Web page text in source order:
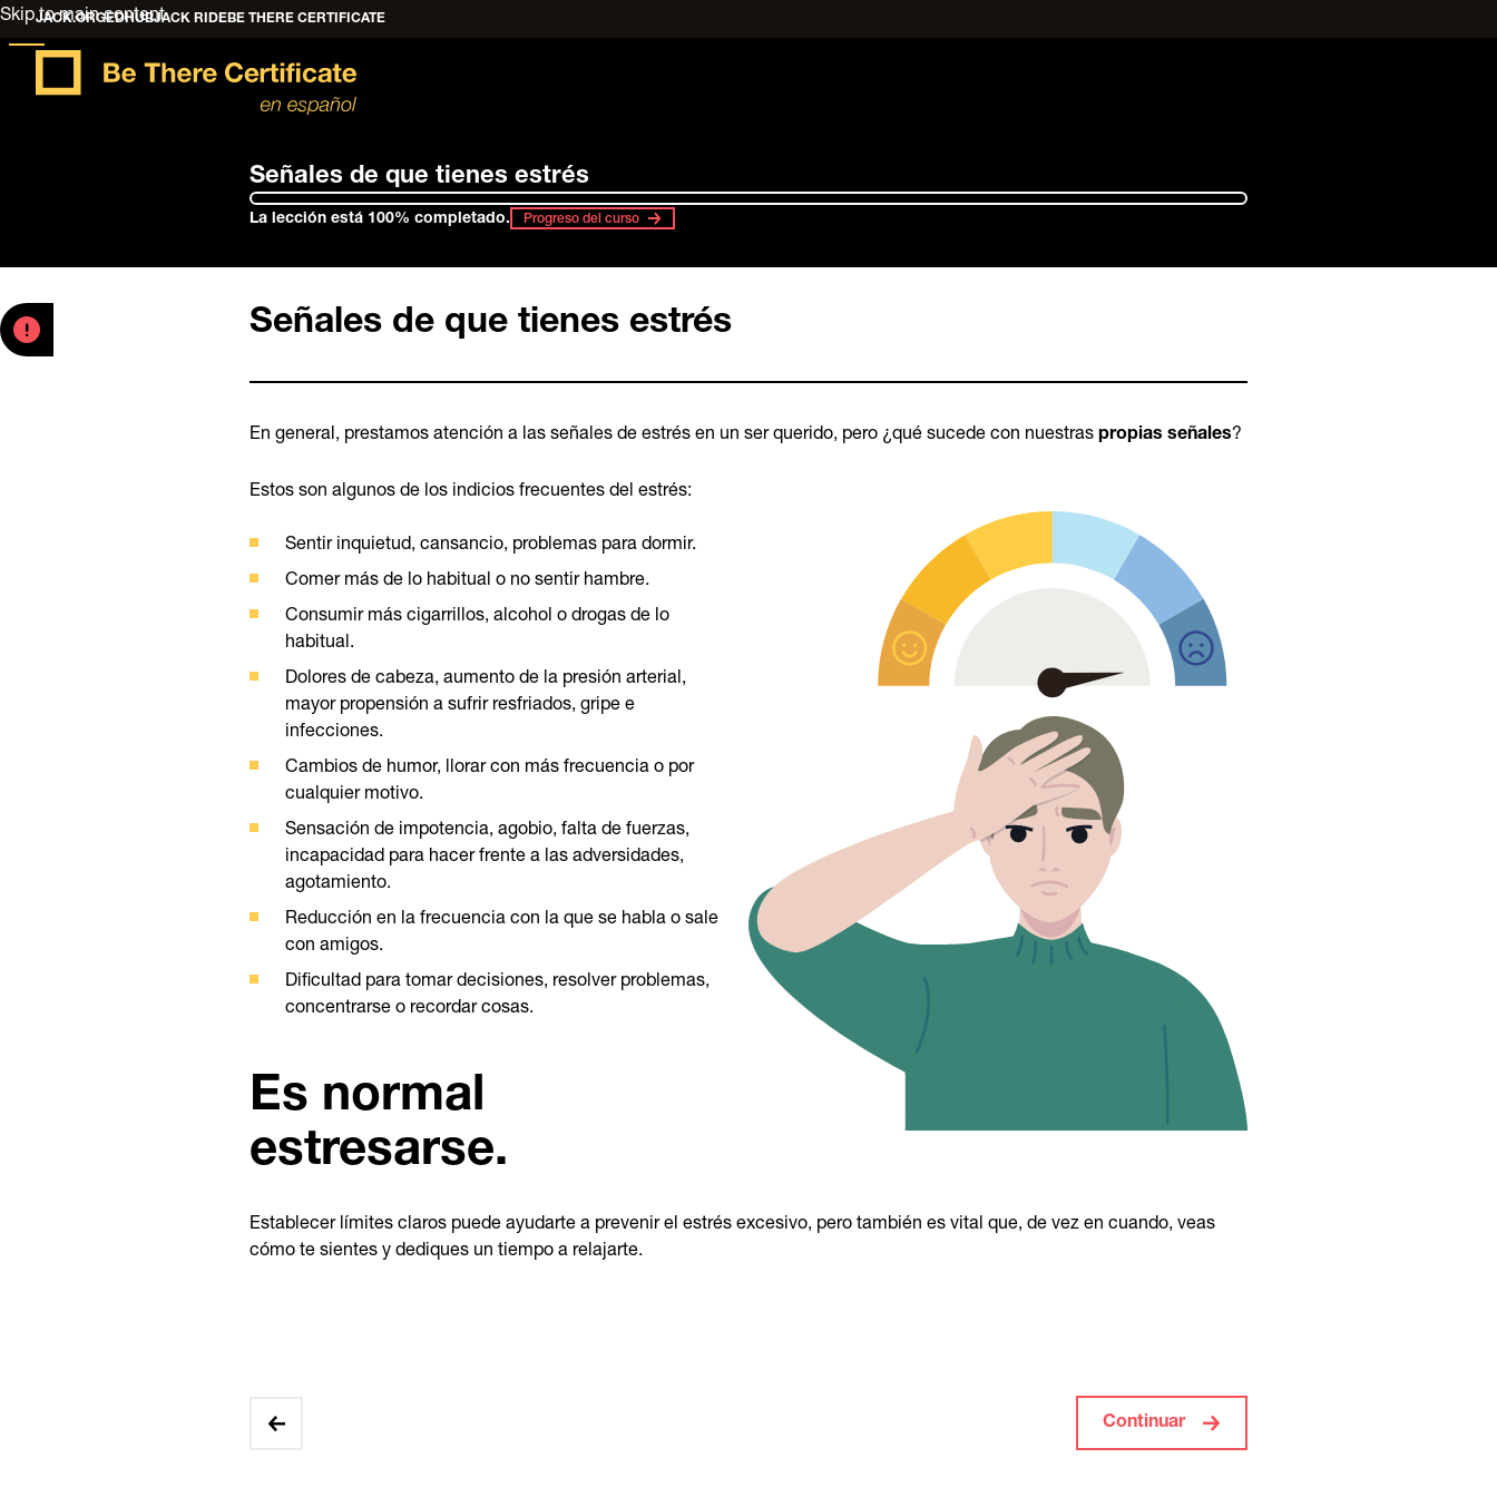
Skip to main content
JACK.ORGEDHUBJACK RIDEBE THERE CERTIFICATE
Señales de que tienes estrés
La lección está 100% completado. Progreso del curso
Señales de que tienes estrés
En general, prestamos atención a las señales de estrés en un ser querido, pero ¿qué sucede con nuestras propias señales?
Estos son algunos de los indicios frecuentes del estrés:
Sentir inquietud, cansancio, problemas para dormir.
Comer más de lo habitual o no sentir hambre.
Consumir más cigarrillos, alcohol o drogas de lo
habitual.
Dolores de cabeza, aumento de la presión arterial,
mayor propensión a sufrir resfriados, gripe e
infecciones.
Cambios de humor, llorar con más frecuencia o por
cualquier motivo.
Sensación de impotencia, agobio, falta de fuerzas,
incapacidad para hacer frente a las adversidades,
agotamiento.
Reducción en la frecuencia con la que se habla o sale
con amigos.
Dificultad para tomar decisiones, resolver problemas,
concentrarse o recordar cosas.
Es normal
estresarse.
Establecer límites claros puede ayudarte a prevenir el estrés excesivo, pero también es vital que, de vez en cuando, veas
cómo te sientes y dediques un tiempo a relajarte.
Continuar